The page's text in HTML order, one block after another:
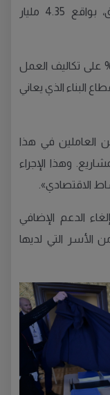
البناء (ROT-avdraget) أبرز بنود الإنفاق، بواقع 4.35 مليار
معدل الخصم من 30% إلى 50% على تكاليف العمل
البناء الذي يعاني
العاملين في هذا
وهذا الإجراء
الاقتصادي».
الدعم الإضافي
الأسر التي لديها